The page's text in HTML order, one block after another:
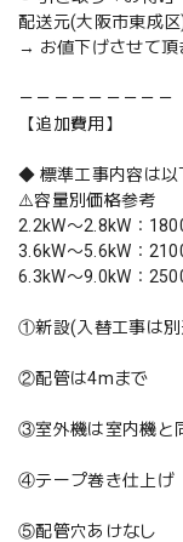
配送元(大阪市東成
→ お値下げさせて頂
－－－－－－－－－
【追加費用】
◆ 標準工事内容は以
⚠️容量別価格参考
2.2kW〜2.8kW：
3.6kW〜5.6kW：
6.3kW〜9.0kW：
①新設(入替工事は別
②配管は4mまで
③室外機は室内機と
④テープ巻き仕上げ
⑤配管穴あけなし